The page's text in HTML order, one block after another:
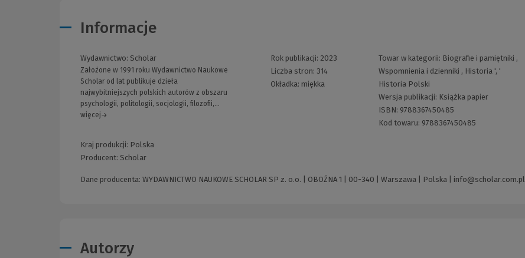
Informacje
Wydawnictwo: Scholar
Założone w 1991 roku Wydawnictwo Naukowe
Scholar od lat publikuje dzieła
najwybitniejszych polskich autorów z obszaru
psychologii, politologii, socjologii, filozofii,...
więcej→
Kraj produkcji: Polska
Producent: Scholar
Rok publikacji: 2023
Liczba stron: 314
Okładka: miękka
Towar w kategorii: Biografie i pamiętniki ,
Wspomnienia i dzienniki , Historia', '
Historia Polski
Wersja publikacji: Książka papier
ISBN: 9788367450485
Kod towaru: 9788367450485
Dane producenta: WYDAWNICTWO NAUKOWE SCHOLAR SP z. o.o. | OBOŹNA 1 | 00-340 | Warszawa | Polska | info@scholar.com.pl
Autorzy